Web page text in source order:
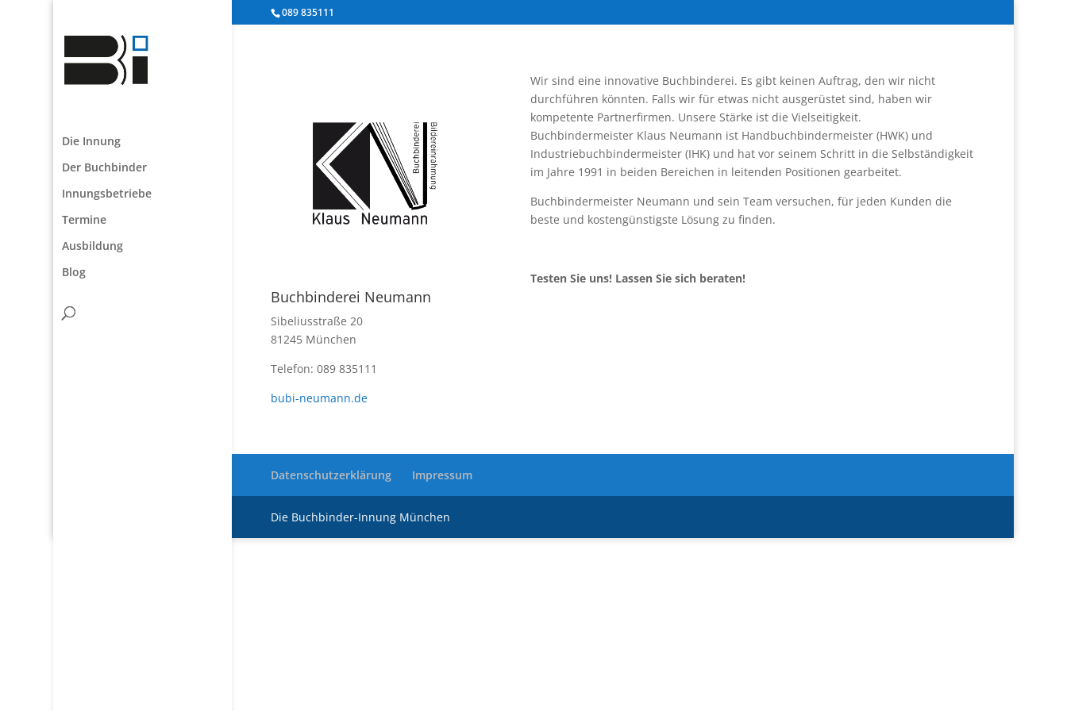
089 835111
Die Innung
Der Buchbinder
Innungsbetriebe
Termine
Ausbildung
Blog
Buchbinderei Neumann
Sibeliusstraße 20
81245 München
Telefon: 089 835111
bubi-neumann.de
Wir sind eine innovative Buchbinderei. Es gibt keinen Auftrag, den wir nicht
durchführen könnten. Falls wir für etwas nicht ausgerüstet sind, haben wir
kompetente Partnerfirmen. Unsere Stärke ist die Vielseitigkeit.
Buchbindermeister Klaus Neumann ist Handbuchbindermeister (HWK) und
Industriebuchbindermeister (IHK) und hat vor seinem Schritt in die Selbständigkeit
im Jahre 1991 in beiden Bereichen in leitenden Positionen gearbeitet.
Buchbindermeister Neumann und sein Team versuchen, für jeden Kunden die
beste und kostengünstigste Lösung zu finden.
Testen Sie uns! Lassen Sie sich beraten!
Datenschutzerklärung Impressum
Die Buchbinder-Innung München